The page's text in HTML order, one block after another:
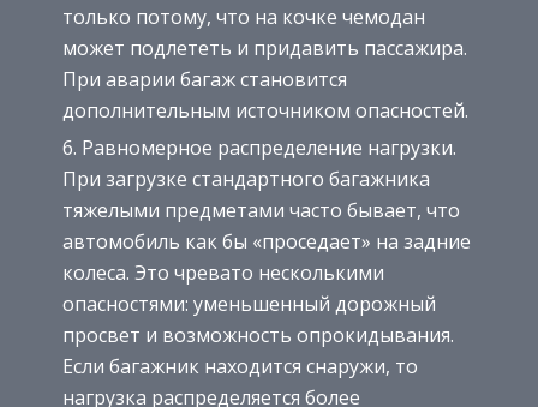
только потому, что на кочке чемодан
может подлететь и придавить пассажира.
При аварии багаж становится
дополнительным источником опасностей.
Равномерное распределение нагрузки.
При загрузке стандартного багажника
тяжелыми предметами часто бывает, что
автомобиль как бы «проседает» на задние
колеса. Это чревато несколькими
опасностями: уменьшенный дорожный
просвет и возможность опрокидывания.
Если багажник находится снаружи, то
нагрузка распределяется более